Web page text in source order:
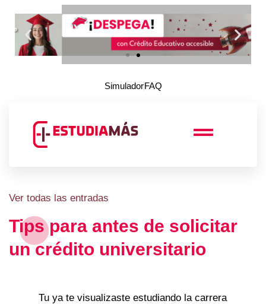
SimuladorFAQ
Ver todas las entradas
Tips para antes de solicitar
un crédito universitario
Tu ya te visualizaste estudiando la carrera